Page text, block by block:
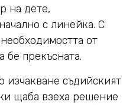
на дете,
с линейка. С
от
бе прекъсната.
съдийският
щаба взеха решение